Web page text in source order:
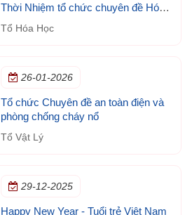
Thời Nhiệm tổ chức chuyên đề Hóa
học trong đời sống
Tổ Hóa Học
26-01-2026
Tổ chức Chuyên đề an toàn điện và
phòng chống cháy nổ
Tổ Vật Lý
29-12-2025
Happy New Year - Tuổi trẻ Việt Nam